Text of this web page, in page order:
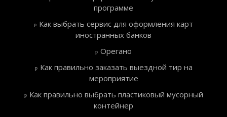
программе
Как выбрать сервис для оформления карт
иностранных банков
Орегано
Как правильно заказать выездной тир на
мероприятие
Как правильно выбрать пластиковый мусорный
контейнер